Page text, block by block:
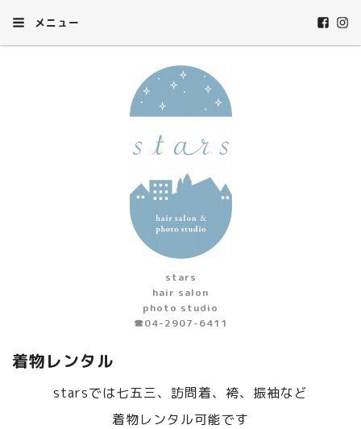
メニュー
stars
hair salon
photo studio
☎︎04-2907-6411
着物レンタル
starsでは七五三、訪問着、袴、振袖など
着物レンタル可能です